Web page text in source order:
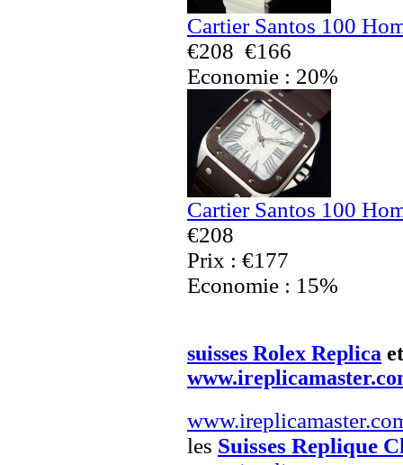
Cartier Santos 100
€208 €166
Economie : 20%
Cartier Santos 100
€208
Prix : €177
Economie : 15%
suisses Rolex Replica
les Suisses Replique